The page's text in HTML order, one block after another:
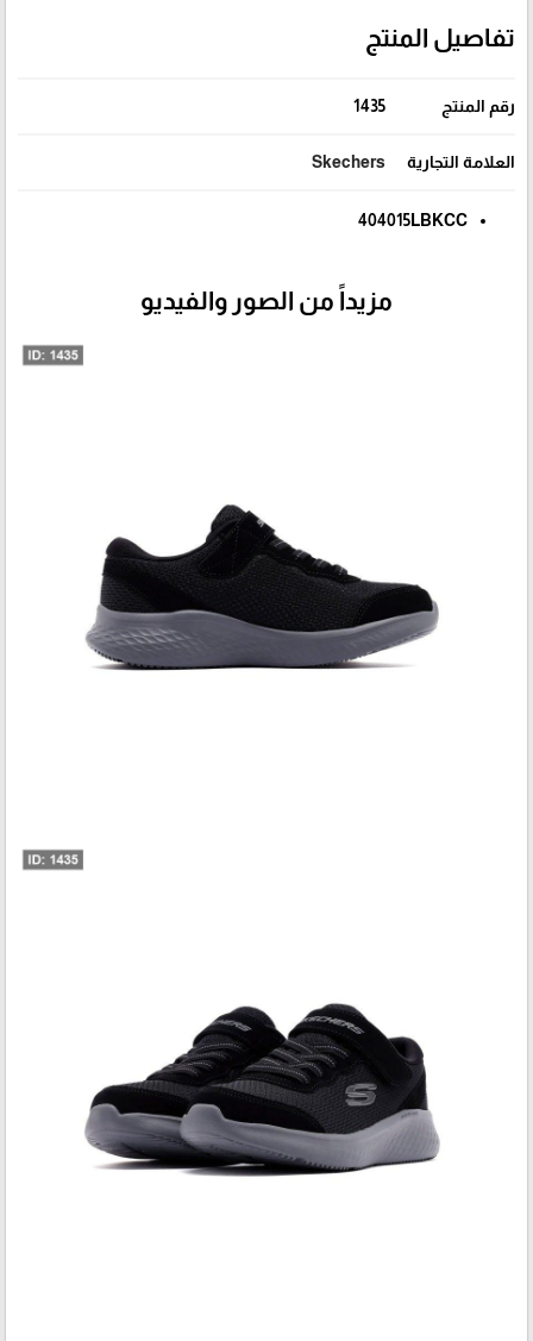
تفاصيل المنتج
رقم المنتج 1435
العلامة التجارية Skechers
404015LBKCC
مزيداً من الصور والفيديو